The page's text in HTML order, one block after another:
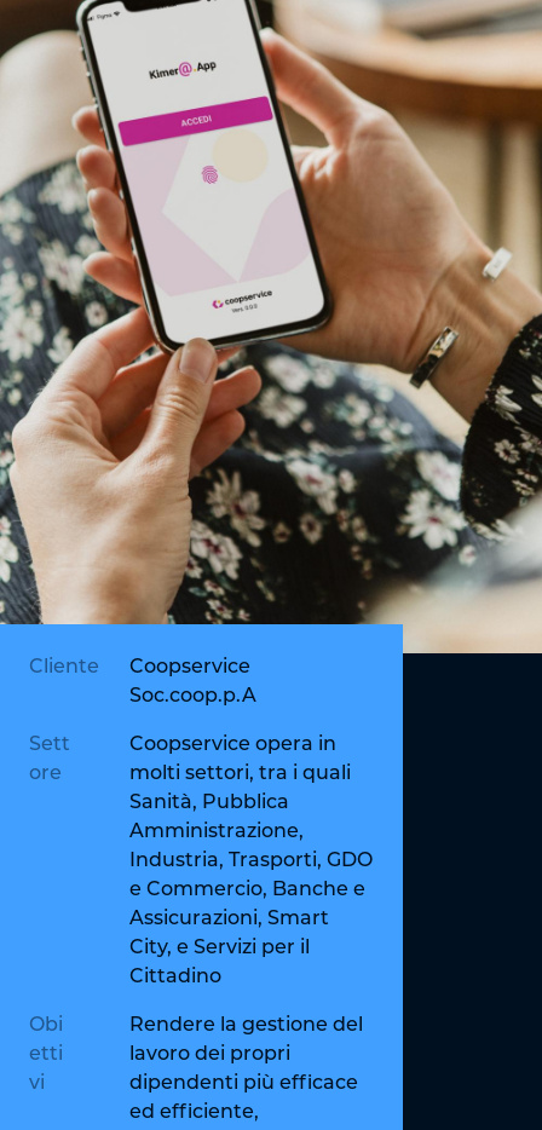
Cliente
Coopservice
Soc.coop.p.A
Sett
ore
Coopservice opera in
molti settori, tra i quali
Sanità, Pubblica
Amministrazione,
Industria, Trasporti, GDO
e Commercio, Banche e
Assicurazioni, Smart
City, e Servizi per il
Cittadino
Obi
etti
vi
Rendere la gestione del
lavoro dei propri
dipendenti più efficace
ed efficiente,